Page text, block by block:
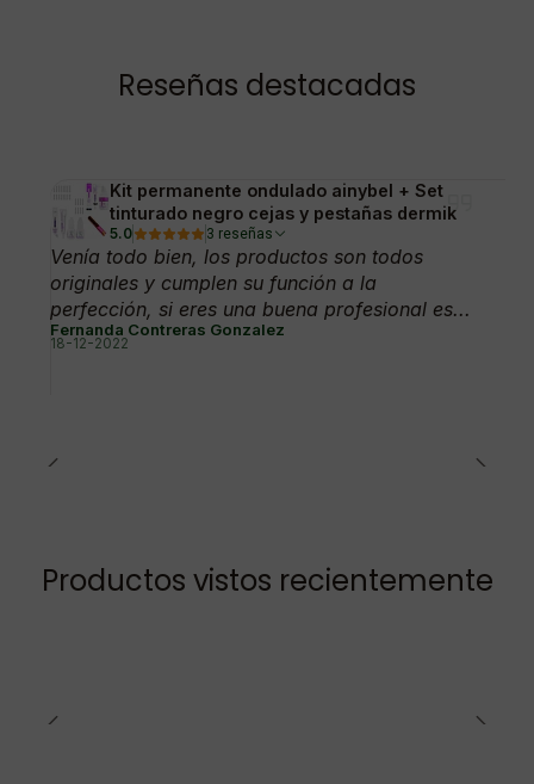
Reseñas destacadas
Kit permanente ondulado ainybel + Set
tinturado negro cejas y pestañas dermik
5.0 3 reseñas
Venía todo bien, los productos son todos
originales y cumplen su función a la
perfección, si eres una buena profesional es...
Fernanda Contreras Gonzalez
18-12-2022
Productos vistos recientemente